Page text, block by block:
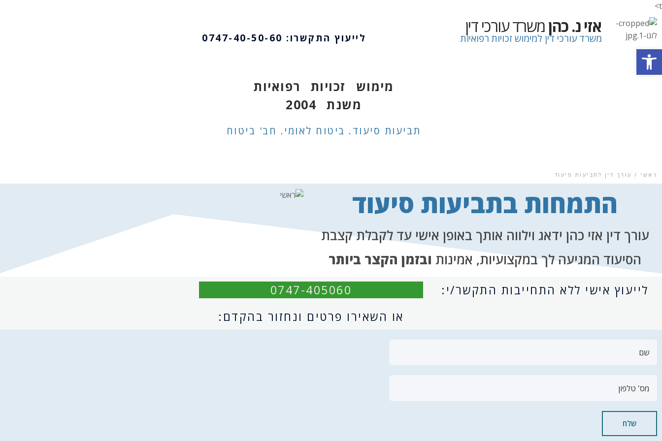
t>
אזי נ. כהןמשרד עורכי דין
משרד עורכי דין למימוש זכויות רפואיות לייעוץ התקשרו: 0747-40-50-60
מימוש זכויות רפואיות
משנת 2004
תביעות סיעוד. ביטוח לאומי. חב' ביטוח
ראשי / עורך דין לתביעות סיעוד
התמחות בתביעות סיעוד
עורך דין אזי כהן ידאג וילווה אותך באופן אישי עד לקבלת קצבת
הסיעוד המגיעה לך במקצועיות, אמינות ובזמן הקצר ביותר
לייעוץ אישי ללא התחייבות התקשר/י:
0747-405060
או השאירו פרטים ונחזור בהקדם:
שלח
פתח סרגל נגישות